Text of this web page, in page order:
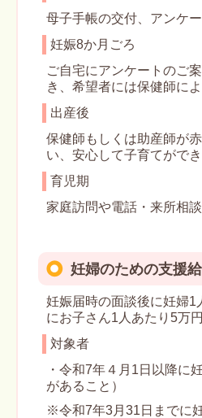
母子手帳の交付、アンケ
妊娠8か月ごろ
ご自宅にアンケートのご
き、希望者には保健師に
出産後
保健師もしくは助産師が
い、安心して子育てがで
育児期
家庭訪問や電話・来所相
妊婦のための支援
妊娠届時の面談後に妊婦
にお子さん1人あたり5万
対象者
・令和7年４月1日以降に
があること）
※令和7年3月31日までに